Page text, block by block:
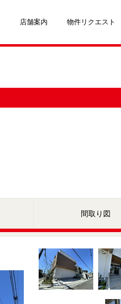
店舗案内 物件リクエスト
間取り図